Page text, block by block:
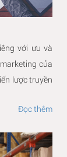
với ưu và
của
lược truyền
Đọc thêm